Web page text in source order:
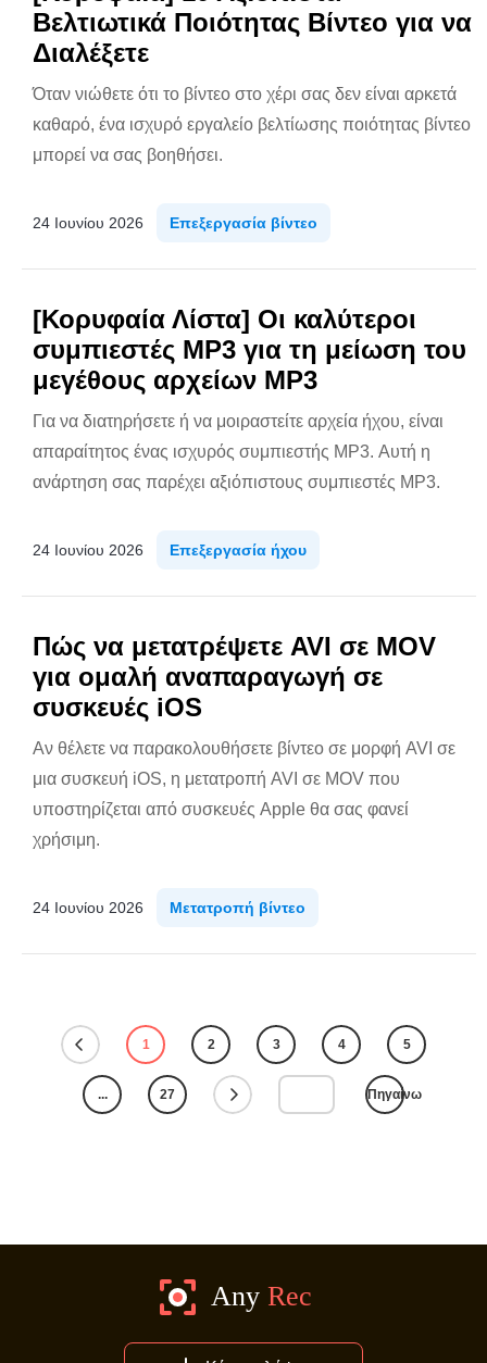
Βελτιωτικά Ποιότητας Βίντεο για να
Διαλέξετε
Όταν νιώθετε ότι το βίντεο στο χέρι σας δεν είναι αρκετά
καθαρό, ένα ισχυρό εργαλείο βελτίωσης ποιότητας βίντεο
μπορεί να σας βοηθήσει.
24 Ιουνίου 2026 Επεξεργασία βίντεο
[Κορυφαία Λίστα] Οι καλύτεροι
συμπιεστές MP3 για τη μείωση του
μεγέθους αρχείων MP3
Για να διατηρήσετε ή να μοιραστείτε αρχεία ήχου, είναι
απαραίτητος ένας ισχυρός συμπιεστής MP3. Αυτή η
ανάρτηση σας παρέχει αξιόπιστους συμπιεστές MP3.
24 Ιουνίου 2026 Επεξεργασία ήχου
Πώς να μετατρέψετε AVI σε MOV
για ομαλή αναπαραγωγή σε
συσκευές iOS
Αν θέλετε να παρακολουθήσετε βίντεο σε μορφή AVI σε
μια συσκευή iOS, η μετατροπή AVI σε MOV που
υποστηρίζεται από συσκευές Apple θα σας φανεί
χρήσιμη.
24 Ιουνίου 2026 Μετατροπή βίντεο
1 2 3 4 5
... 27 Πηγαίνω